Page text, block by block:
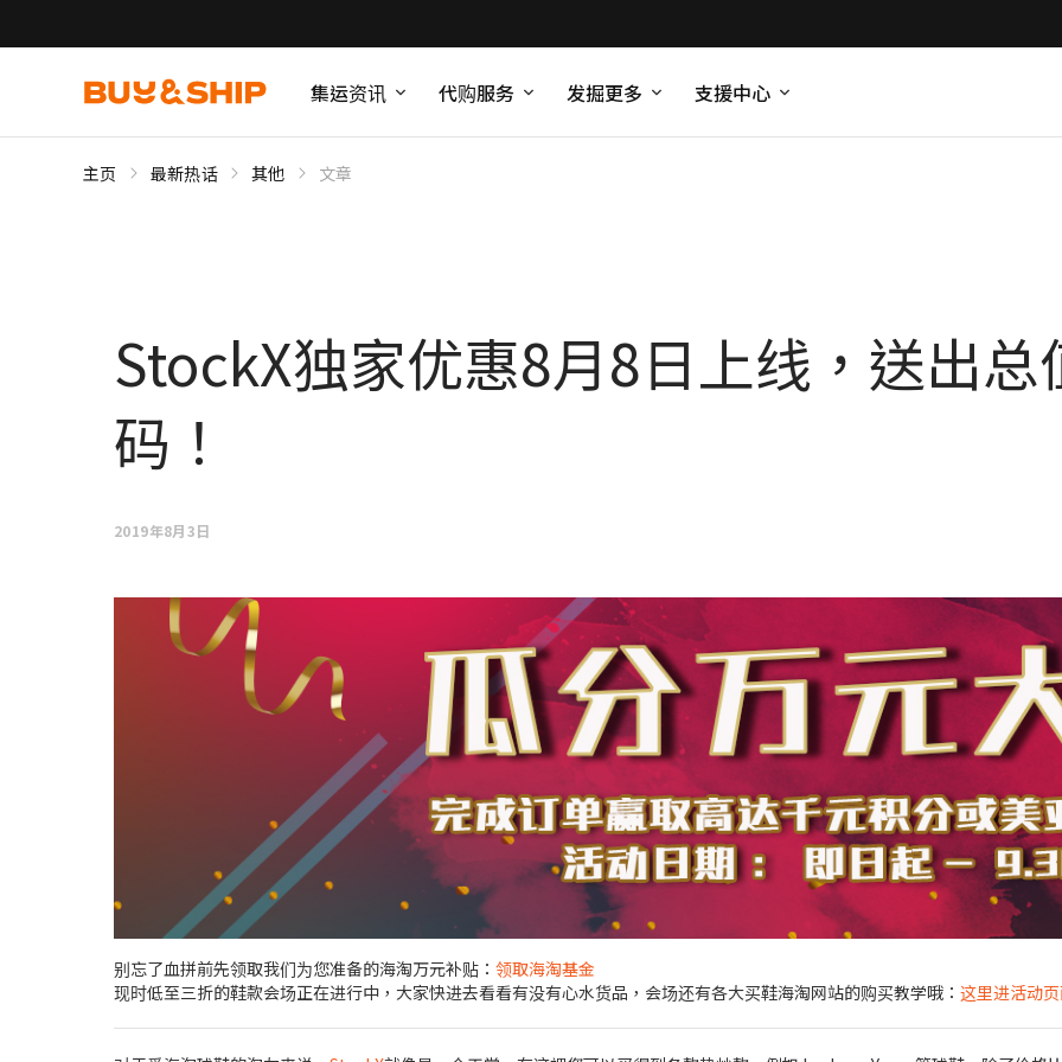
集运资讯 代购服务 发掘更多 支援中心
主页 最新热话 其他 文章
StockX独家优惠8月8日上线，送出
码！
2019年8月3日
别忘了血拼前先领取我们为您准备的海淘万元补贴： 领取海淘基金
现时低至三折的鞋款会场正在进行中，大家快进去看看有没有心水货品，会场还有各大买鞋海淘网站的购买教学哦： 这里进活动